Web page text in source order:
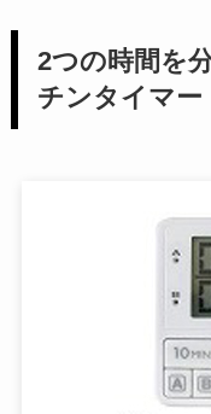
2つの時間を
チンタイマー